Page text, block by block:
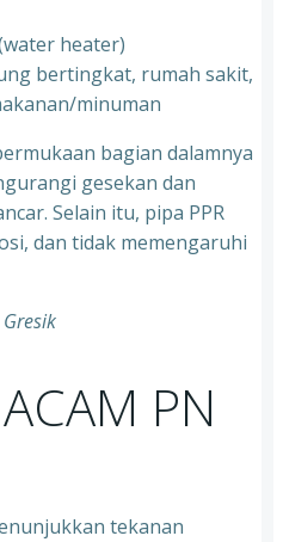
heater)
bertingkat, rumah sakit,
minuman
bagian dalamnya
gesekan dan
Selain itu, pipa PPR
dan tidak memengaruhi
PN
tekanan